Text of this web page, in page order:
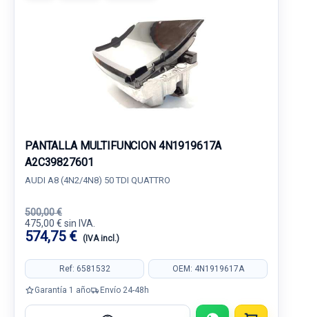
PANTALLA MULTIFUNCION 4N1919617A
A2C39827601
AUDI A8 (4N2/4N8) 50 TDI QUATTRO
500,00 €
475,00 € sin IVA.
574,75 € (IVA incl.)
Ref: 6581532 OEM: 4N1919617A
Garantía 1 año Envío 24-48h